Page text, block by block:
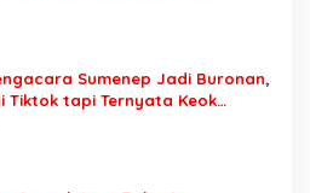
Sumenep Jadi Buronan,
Tiktok tapi Ternyata Keok
Seorang Sopir